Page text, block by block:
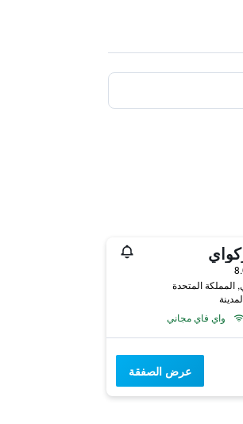
واي فاي مجاني
عرض الصفقة